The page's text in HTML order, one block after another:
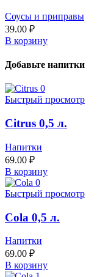
Соусы и приправы
39.00 ₽
В корзину
Добавьте напитки
Быстрый просмотр
Citrus 0,5 л.
Напитки
69.00 ₽
В корзину
Быстрый просмотр
Cola 0,5 л.
Напитки
69.00 ₽
В корзину